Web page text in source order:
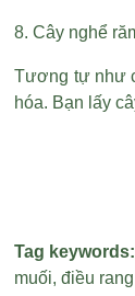
8. Cây nghể
Tương tự như
hóa. Bạn lấy
Tag keywords:
muối,điều